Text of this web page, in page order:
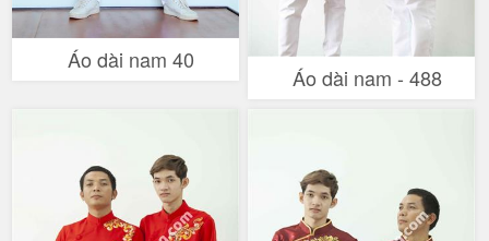
Áo dài nam 40
Áo dài nam - 488